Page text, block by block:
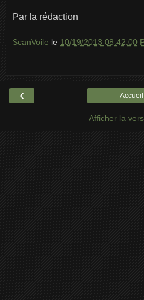
Par la rédaction
ScanVoile le 10/19/2013 08:42:00
‹ Accueil
Afficher la